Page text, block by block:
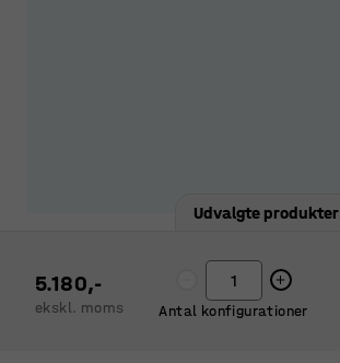
Udvalgte produkter
5.180,-
ekskl. moms Antal konfigurationer